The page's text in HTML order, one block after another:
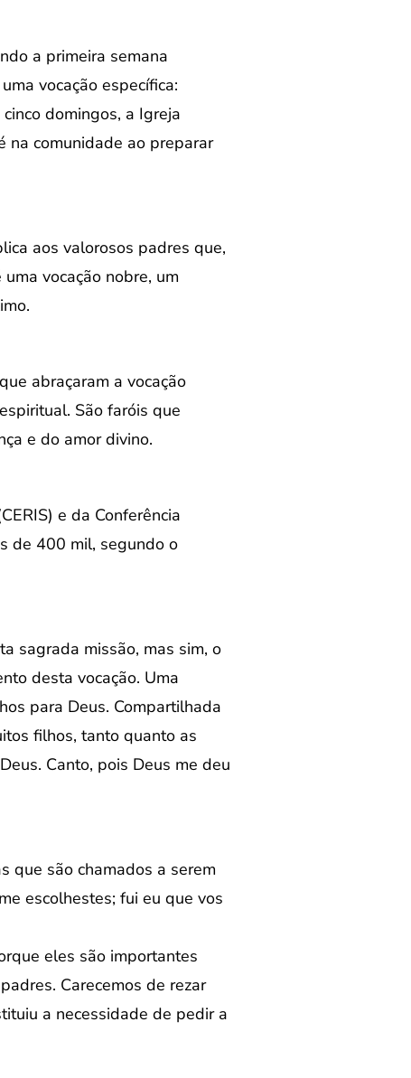
a primeira semana
vocação específica:
domingos, a Igreja
na comunidade ao preparar
aos valorosos padres que,
vocação nobre, um
abraçaram a vocação
São faróis que
e do amor divino.
e da Conferência
de 400 mil, segundo o
sagrada missão, mas sim, o
desta vocação. Uma
para Deus. Compartilhada
filhos, tanto quanto as
Canto, pois Deus me deu
que são chamados a serem
escolhestes; fui eu que vos
eles são importantes
Carecemos de rezar
a necessidade de pedir a